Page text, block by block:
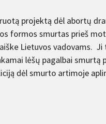
projektą dėl abortų
formos smurtas prieš
Lietuvos vadovams.
lėšų pagalbai smurtą
dėl smurto artimoje